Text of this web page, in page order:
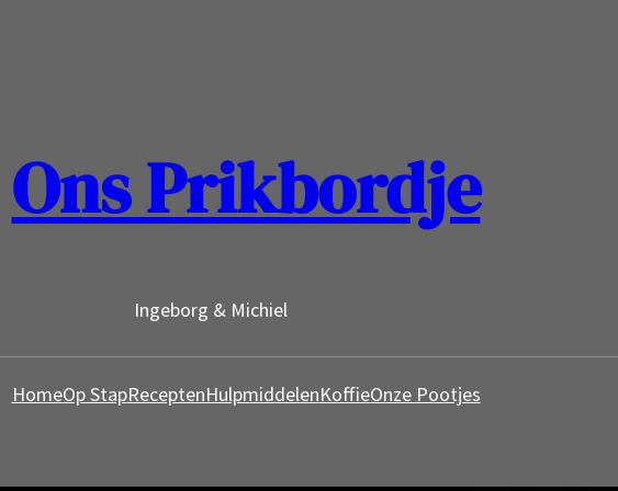
Ons Prikbordje
Ingeborg & Michiel
HomeOp StapReceptenHulpmiddelenKoffieOnze Pootjes